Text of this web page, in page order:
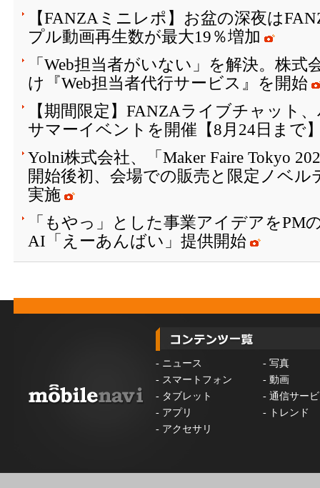
【FANZAミニレポ】お盆の深夜は
プル動画再生数が最大19％増加
「Web担当者がいない」を解決。株式
け『Web担当者代行サービス』を開始
【期間限定】FANZAライブチャット
サマーイベントを開催【8月24日まで
Yolni株式会社、「Maker Faire Tokyo
開始後初、会場での販売と限定ノベ
実施
「もやっ」とした事業アイデアをPM
AI「えーあんばい」提供開始
- ニュース - 写真
- スマートフォン - 動画
- タブレット - 通信サー
- アプリ -
トレンド
- アクセサリ